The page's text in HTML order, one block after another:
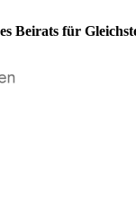
Beirats für